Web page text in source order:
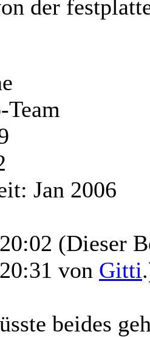
der
Jan 2006
(Dieser
von Gitti
beides